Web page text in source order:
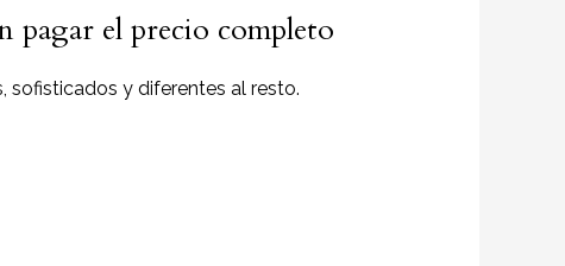
pagar el precio completo
sofisticados y diferentes al resto.